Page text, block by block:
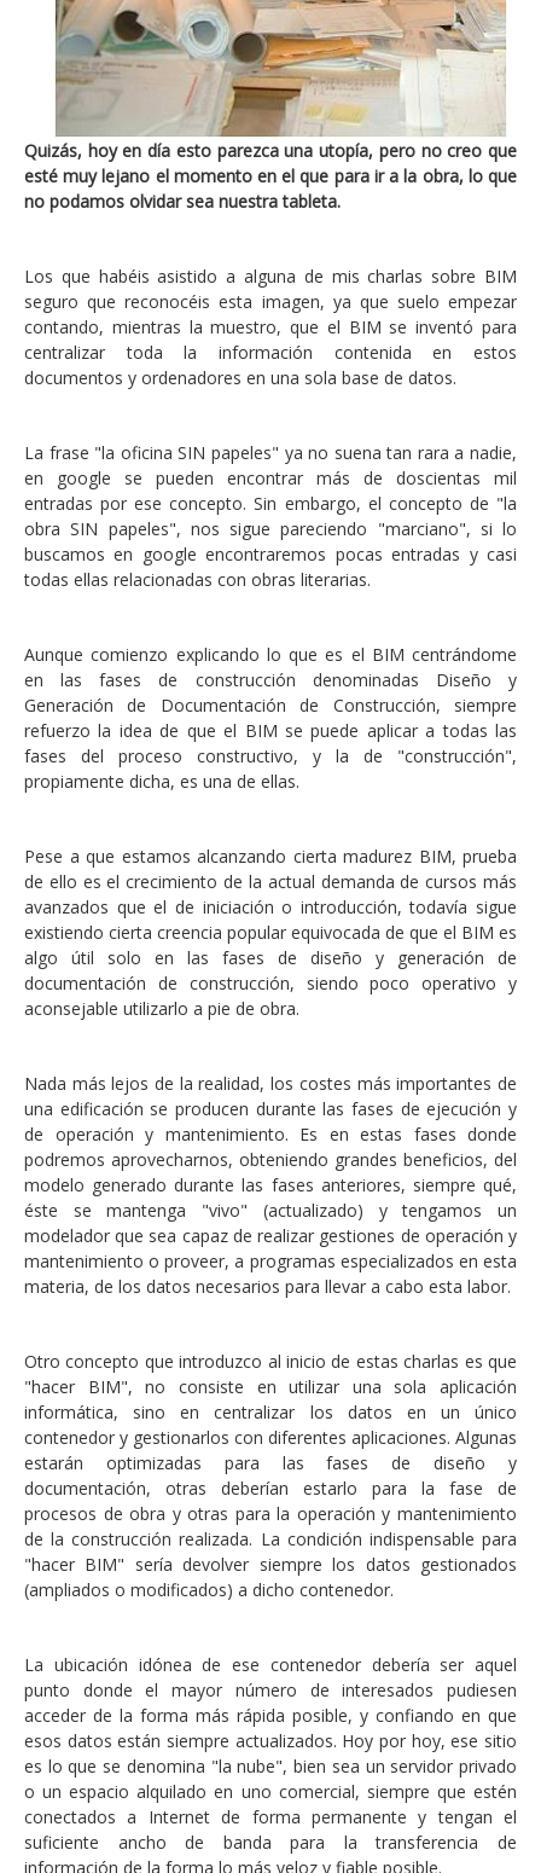
Quizás, hoy en día esto parezca una utopía, pero no creo que
esté muy lejano el momento en el que para ir a la obra, lo que
no podamos olvidar sea nuestra tableta.
Los que habéis asistido a alguna de mis charlas sobre BIM
seguro que reconocéis esta imagen, ya que suelo empezar
contando, mientras la muestro, que el BIM se inventó para
centralizar toda la información contenida en estos
documentos y ordenadores en una sola base de datos.
La frase "la oficina SIN papeles" ya no suena tan rara a nadie,
en google se pueden encontrar más de doscientas mil
entradas por ese concepto. Sin embargo, el concepto de "la
obra SIN papeles", nos sigue pareciendo "marciano", si lo
buscamos en google encontraremos pocas entradas y casi
todas ellas relacionadas con obras literarias.
Aunque comienzo explicando lo que es el BIM centrándome
en las fases de construcción denominadas Diseño y
Generación de Documentación de Construcción, siempre
refuerzo la idea de que el BIM se puede aplicar a todas las
fases del proceso constructivo, y la de "construcción",
propiamente dicha, es una de ellas.
Pese a que estamos alcanzando cierta madurez BIM, prueba
de ello es el crecimiento de la actual demanda de cursos más
avanzados que el de iniciación o introducción, todavía sigue
existiendo cierta creencia popular equivocada de que el BIM es
algo útil solo en las fases de diseño y generación de
documentación de construcción, siendo poco operativo y
aconsejable utilizarlo a pie de obra.
Nada más lejos de la realidad, los costes más importantes de
una edificación se producen durante las fases de ejecución y
de operación y mantenimiento. Es en estas fases donde
podremos aprovecharnos, obteniendo grandes beneficios, del
modelo generado durante las fases anteriores, siempre qué,
éste se mantenga "vivo" (actualizado) y tengamos un
modelador que sea capaz de realizar gestiones de operación y
mantenimiento o proveer, a programas especializados en esta
materia, de los datos necesarios para llevar a cabo esta labor.
Otro concepto que introduzco al inicio de estas charlas es que
"hacer BIM", no consiste en utilizar una sola aplicación
informática, sino en centralizar los datos en un único
contenedor y gestionarlos con diferentes aplicaciones. Algunas
estarán optimizadas para las fases de diseño y
documentación, otras deberían estarlo para la fase de
procesos de obra y otras para la operación y mantenimiento
de la construcción realizada. La condición indispensable para
"hacer BIM" sería devolver siempre los datos gestionados
(ampliados o modificados) a dicho contenedor.
La ubicación idónea de ese contenedor debería ser aquel
punto donde el mayor número de interesados pudiesen
acceder de la forma más rápida posible, y confiando en que
esos datos están siempre actualizados. Hoy por hoy, ese sitio
es lo que se denomina "la nube", bien sea un servidor privado
o un espacio alquilado en uno comercial, siempre que estén
conectados a Internet de forma permanente y tengan el
suficiente ancho de banda para la transferencia de
información de la forma lo más veloz y fiable posible.